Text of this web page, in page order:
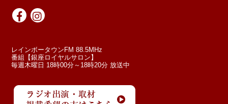
レインボータウンFM 88.5MHz
番組【銀座ロイヤルサロン】
毎週木曜日 18時00分～18時20分 放送中